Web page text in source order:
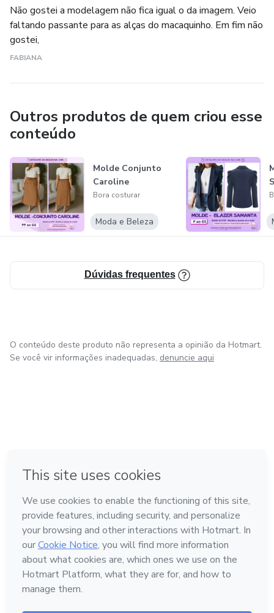
Não gostei a modelagem não fica igual o da imagem. Veio
faltando passante para as alças do macaquinho. Em fim não
gostei,
FABIANA
Outros produtos de quem criou esse
conteúdo
Molde Conjunto
Caroline
Bora costurar
Moda e Beleza
Dúvidas frequentes
O conteúdo deste produto não representa a opinião da Hotmart.
Se você vir informações inadequadas, denuncie aqui
Feito com ❤ em Bogotá
Conheça a Hotmart
Idioma
Português